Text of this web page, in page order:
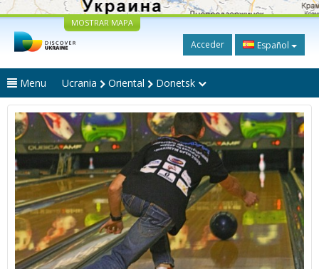
MOSTRAR MAPA
Acceder Español
Menu Ucrania Oriental Donetsk